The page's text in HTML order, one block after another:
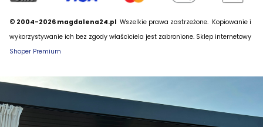
© 2004-2026 magdalena24.pl Wszelkie prawa zastrzeżone. Kopiowanie i
wykorzystywanie ich bez zgody właściciela jest zabronione. Sklep internetowy
Shoper Premium